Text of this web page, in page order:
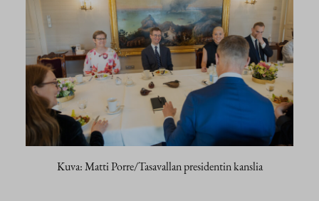
Kuva: Matti Porre/Tasavallan presidentin kanslia